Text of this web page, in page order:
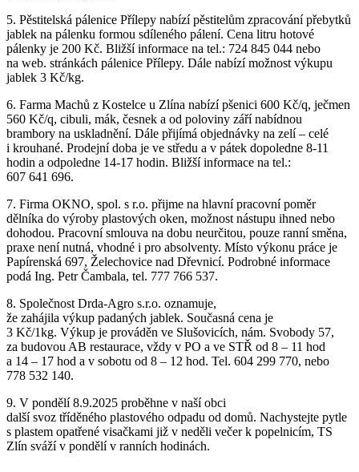
5. Pěstitelská pálenice Přílepy nabízí pěstitelům zpracování přebytků
jablek na pálenku formou sdíleného pálení. Cena litru hotové
pálenky je 200 Kč. Bližší informace na tel.: 724 845 044 nebo
na web. stránkách pálenice Přílepy. Dále nabízí možnost výkupu
jablek 3 Kč/kg.
6. Farma Machů z Kostelce u Zlína nabízí pšenici 600 Kč/q, ječmen
560 Kč/q, cibuli, mák, česnek a od poloviny září nabídnou
brambory na uskladnění. Dále přijímá objednávky na zelí – celé
i krouhané. Prodejní doba je ve středu a v pátek dopoledne 8-11
hodin a odpoledne 14-17 hodin. Bližší informace na tel.:
607 641 696.
7. Firma OKNO, spol. s r.o. přijme na hlavní pracovní poměr
dělníka do výroby plastových oken, možnost nástupu ihned nebo
dohodou. Pracovní smlouva na dobu neurčitou, pouze ranní směna,
praxe není nutná, vhodné i pro absolventy. Místo výkonu práce je
Papírenská 697, Želechovice nad Dřevnicí. Podrobné informace
podá Ing. Petr Čambala, tel. 777 766 537.
8. Společnost Drda-Agro s.r.o. oznamuje,
že zahájila výkup padaných jablek. Současná cena je
3 Kč/1kg. Výkup je prováděn ve Slušovicích, nám. Svobody 57,
za budovou AB restaurace, vždy v PO a ve STŘ od 8 – 11 hod
a 14 – 17 hod a v sobotu od 8 – 12 hod. Tel. 604 299 770, nebo
778 532 140.
9. V pondělí 8.9.2025 proběhne v naší obci
další svoz tříděného plastového odpadu od domů. Nachystejte pytle
s plastem opatřené visačkami již v neděli večer k popelnicím, TS
Zlín sváží v pondělí v ranních hodinách.